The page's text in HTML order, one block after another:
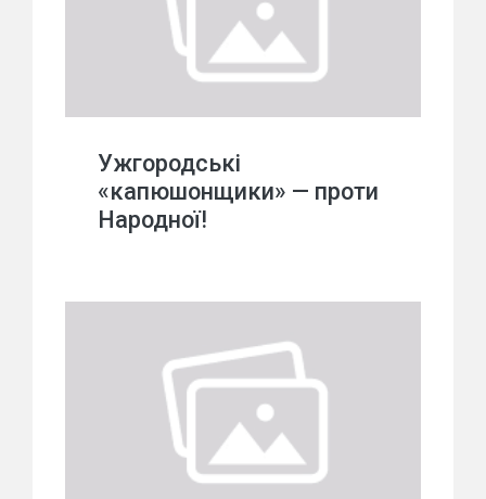
Ужгородські
«капюшонщики» — проти
Народної!